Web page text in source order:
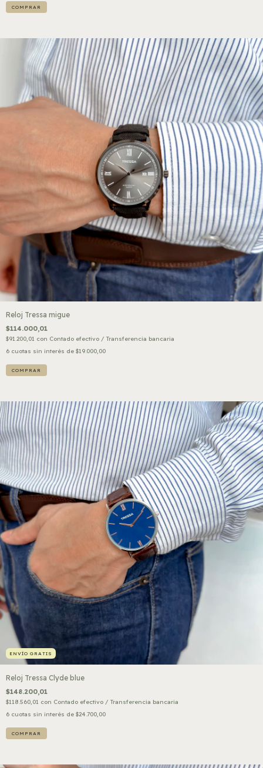
Reloj Tressa migue
$114.000,01
$91.200,01 con Contado efectivo / Transferencia bancaria
6 cuotas sin interés de $19.000,00
ENVÍO GRATIS
Reloj Tressa Clyde blue
$148.200,01
$118.560,01 con Contado efectivo / Transferencia bancaria
6 cuotas sin interés de $24.700,00